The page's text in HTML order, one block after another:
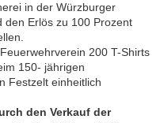
in der Würzburger
den Erlös zu 100 Prozent
200 T-Shirts
150- jährigen
Festzelt einheitlich
den Verkauf der